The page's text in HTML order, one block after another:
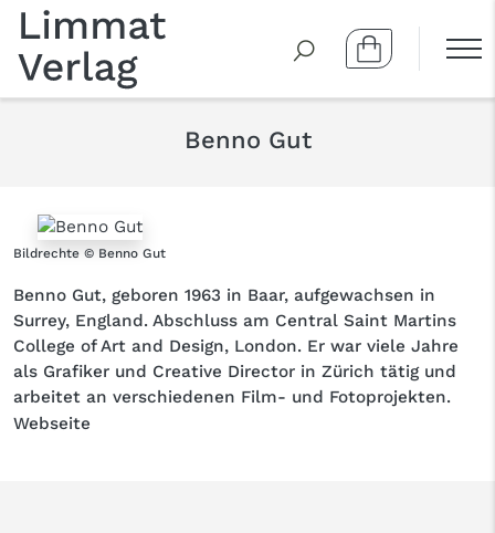
Benno Gut
Bildrechte © Benno Gut
Benno Gut, geboren 1963 in Baar, aufgewachsen in
Surrey, England. Abschluss am Central Saint Martins
College of Art and Design, London. Er war viele Jahre
als Grafiker und Creative Director in Zürich tätig und
arbeitet an verschiedenen Film- und Fotoprojekten.
Webseite